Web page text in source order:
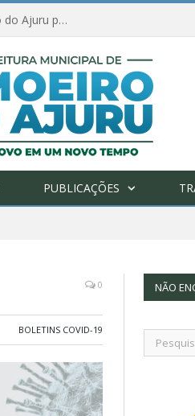
Amanhã começa nova etapa de vacinação em Limoeiro do Ajuru para idosos com 65 ou mais
PUBLICAÇÕES
0
BOLETINS COVID-19
NÃO